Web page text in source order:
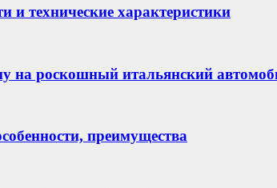
и технические характеристики
на роскошный итальянский
преимущества